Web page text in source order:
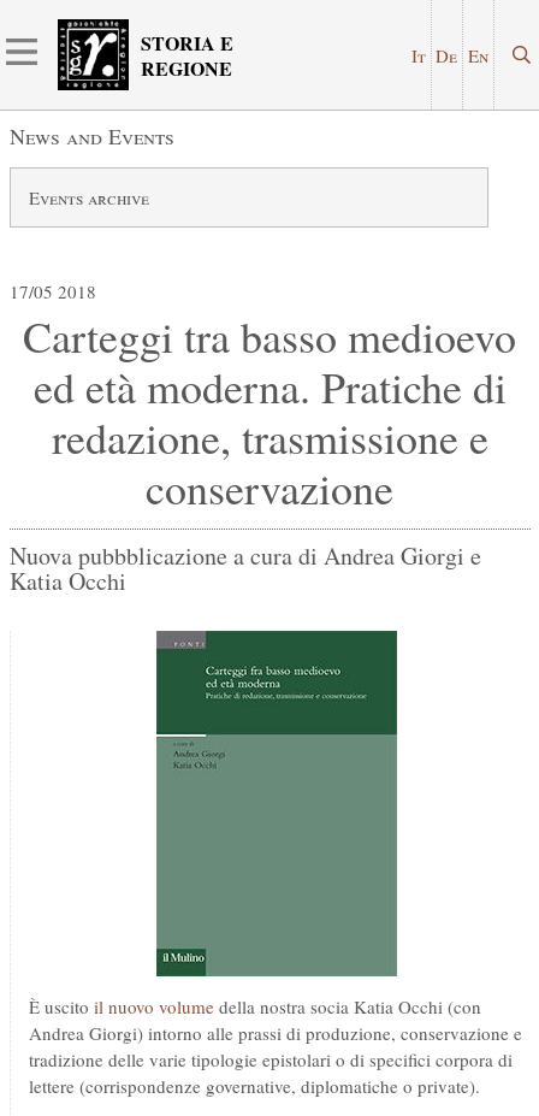
STORIA E
REGIONE
It De En
News and Events
Events archive
17/05 2018
Carteggi tra basso medioevo
ed età moderna. Pratiche di
redazione, trasmissione e
conservazione
Nuova pubbblicazione a cura di Andrea Giorgi e
Katia Occhi
È uscito il nuovo volumedella nostra socia Katia Occhi (con
Andrea Giorgi) intorno alle prassi di produzione, conservazione e
tradizione delle varie tipologie epistolari o di specifici corpora di
lettere (corrispondenze governative, diplomatiche o private).